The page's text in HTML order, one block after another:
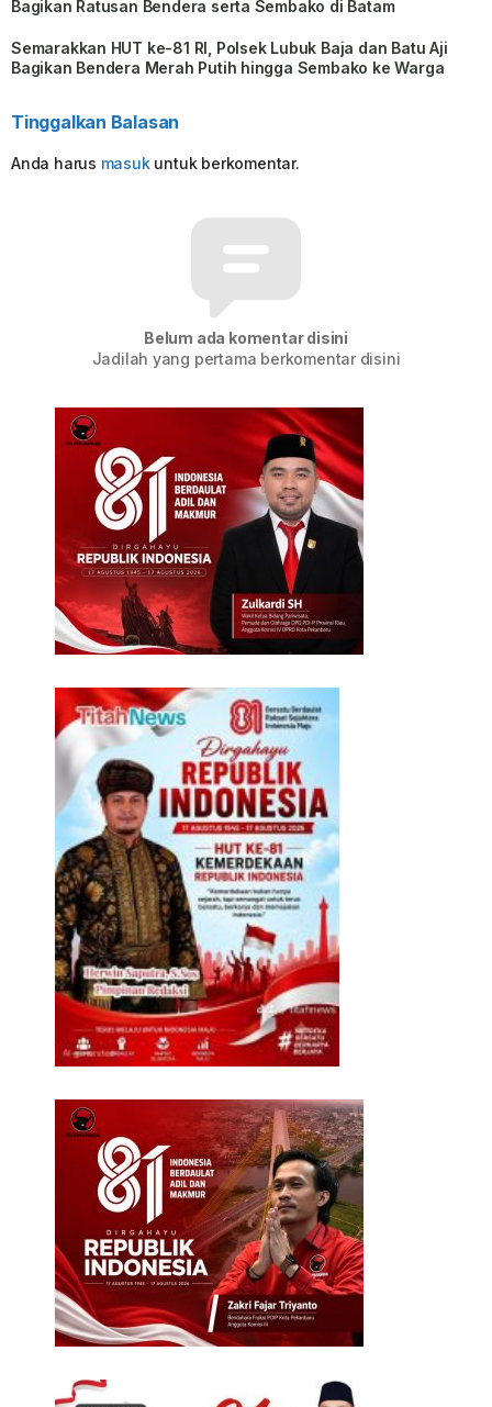
Bagikan Ratusan Bendera serta Sembako di Batam
Semarakkan HUT ke-81 RI, Polsek Lubuk Baja dan Batu Aji
Bagikan Bendera Merah Putih hingga Sembako ke Warga
Tinggalkan Balasan
Anda harus masukuntuk berkomentar.
Belum ada komentar disini
Jadilah yang pertama berkomentar disini